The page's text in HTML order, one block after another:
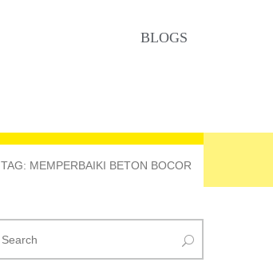
BLOGS
TAG: MEMPERBAIKI BETON BOCOR